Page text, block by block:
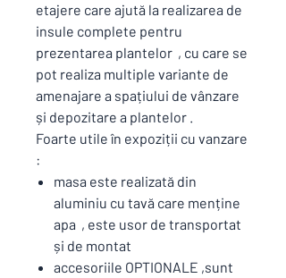
etajere care ajută la realizarea de
insule complete pentru
prezentarea plantelor , cu care se
pot realiza multiple variante de
amenajare a spațiului de vânzare
și depozitare a plantelor .
Foarte utile în expoziții cu vanzare
:
masa este realizată din
aluminiu cu tavă care menține
apa , este usor de transportat
și de montat
accesoriile OPTIONALE ,sunt